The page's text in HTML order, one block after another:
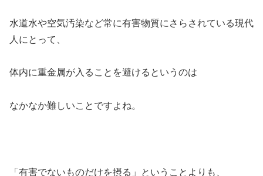
水道水や空気汚染など常に有害物質にさらされている現代
人にとって、
体内に重金属が入ることを避けるというのは
なかなか難しいことですよね。
「有害でないものだけを摂る」ということよりも、